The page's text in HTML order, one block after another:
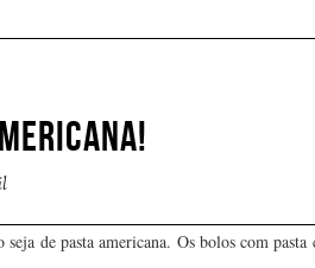
de pasta americana. Os bolos com pasta